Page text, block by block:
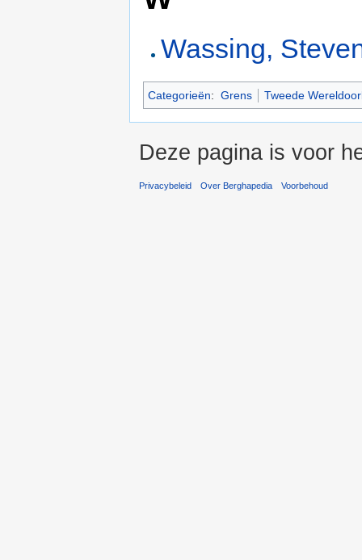
Wassing,
Categorieën: Grens Tweede
Deze pagina is voor
Privacybeleid Over Berghapedia Voorbehoud